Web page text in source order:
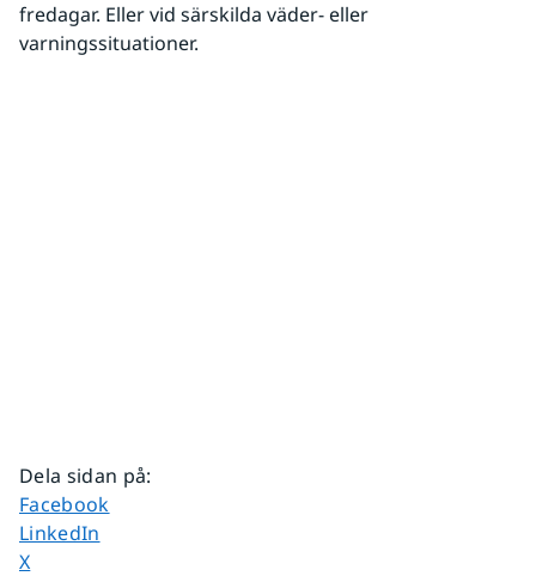
fredagar. Eller vid särskilda väder- eller
varningssituationer.
Dela sidan på:
Dela sidan på
Facebook
Dela sidan på
LinkedIn
Dela sidan på
X